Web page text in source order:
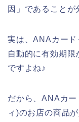
因」であることが
実は、ANAカード
自動的に有効期限
ですよね♪
だから、ANAカ
ィ)のお店の商品